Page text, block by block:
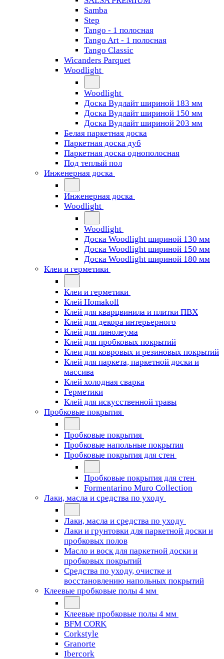
Samba
Step
Tango - 1 полосная
Tango Art - 1 полосная
Tango Classiс
Wicanders Parquet
Woodlight
Woodlight
Доска Вудлайт шириной 183 мм
Доска Вудлайт шириной 150 мм
Доска Вудлайт шириной 203 мм
Белая паркетная доска
Паркетная доска дуб
Паркетная доска однополосная
Под теплый пол
Инженерная доска
Инженерная доска
Woodlight
Woodlight
Доска Woodlight шириной 130 мм
Доска Woodlight шириной 150 мм
Доска Woodlight шириной 180 мм
Клеи и герметики
Клеи и герметики
Клей Homakoll
Клей для кварцвинила и плитки ПВХ
Клей для декора интерьерного
Клей для линолеума
Клей для пробковых покрытий
Клеи для ковровых и резиновых покрытий
Клей для паркета, паркетной доски и
массива
Клей холодная сварка
Герметики
Клей для искусственной травы
Пробковые покрытия
Пробковые покрытия
Пробковые напольные покрытия
Пробковые покрытия для стен
Пробковые покрытия для стен
Formentarino Muro Collection
Лаки, масла и средства по уходу
Лаки, масла и средства по уходу
Лаки и грунтовки для паркетной доски и
пробковых полов
Масло и воск для паркетной доски и
пробковых покрытий
Средства по уходу, очистке и
восстановлению напольных покрытий
Клеевые пробковые полы 4 мм
Клеевые пробковые полы 4 мм
BFM CORK
Corkstyle
Granorte
Ibercork